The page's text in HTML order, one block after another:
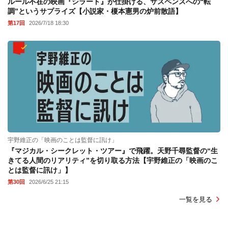
ルール不在の映画『シラート』が仕掛ける、サスペンスへの“転
調”というサプライズ【小説家・榎本憲男の炉前散語】
第17回 2026/7/18 18:30
宇野維正の「映画のことは監督に訊け」
『マジカル・シークレット・ツアー』で飛躍。天野千尋監督の“生
きてる人間のリアリティ”を切り取る方法【宇野維正の「映画のこ
とは監督に訊け」】
第30回 2026/6/25 21:15
一覧を見る